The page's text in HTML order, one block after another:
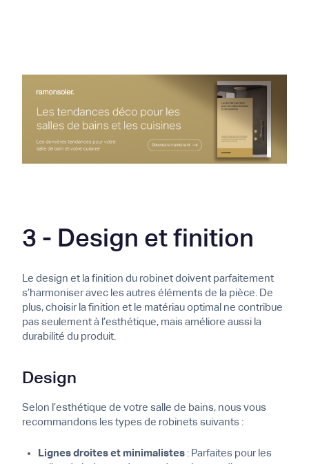
3 - Design et finition
Le design et la finition du robinet doivent parfaitement
s’harmoniser avec les autres éléments de la pièce. De
plus, choisir la finition et le matériau optimal ne contribue
pas seulement à l’esthétique, mais améliore aussi la
durabilité du produit.
Design
Selon l’esthétique de votre salle de bains, nous vous
recommandons les types de robinets suivants :
Lignes droites et minimalistes: Parfaites pour les